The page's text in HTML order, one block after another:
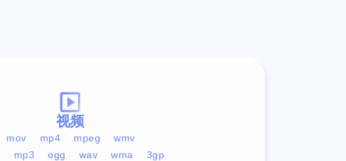
视频
mov mp4 mpeg
wmv
mp3 ogg wav wma 3gp